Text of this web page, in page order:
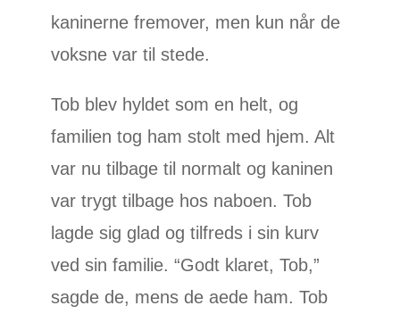
kaninerne fremover, men kun når de
voksne var til stede.
Tob blev hyldet som en helt, og
familien tog ham stolt med hjem. Alt
var nu tilbage til normalt og kaninen
var trygt tilbage hos naboen. Tob
lagde sig glad og tilfreds i sin kurv
ved sin familie. “Godt klaret, Tob,”
sagde de, mens de aede ham. Tob